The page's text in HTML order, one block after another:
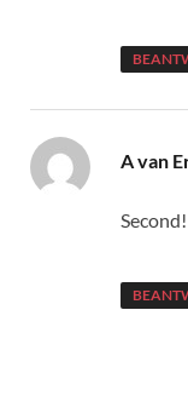
A van
Second!